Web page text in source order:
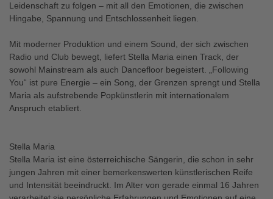
Leidenschaft zu folgen – mit all den Emotionen, die zwischen
Hingabe, Spannung und Entschlossenheit liegen.
Mit moderner Produktion und einem Sound, der sich zwischen
Radio und Club bewegt, liefert Stella Maria einen Track, der
sowohl Mainstream als auch Dancefloor begeistert. „Following
You“ ist pure Energie – ein Song, der Grenzen sprengt und Stella
Maria als aufstrebende Popkünstlerin mit internationalem
Anspruch etabliert.
Stella Maria
Stella Maria ist eine österreichische Sängerin, die schon in sehr
jungen Jahren mit einer bemerkenswerten künstlerischen Reife
und Intensität beeindruckt. Im Alter von gerade einmal 16 Jahren